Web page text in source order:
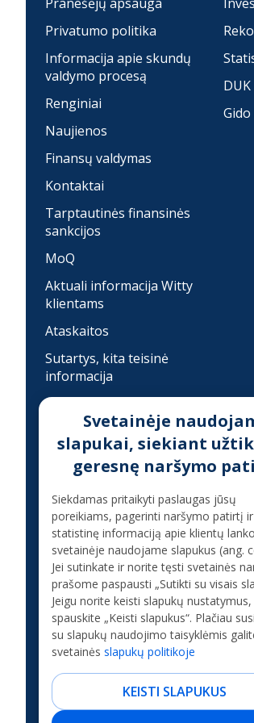
Privatumo politika
Informacija apie skundų
valdymo procesą
Renginiai
Naujienos
Finansų valdymas
Kontaktai
Tarptautinės finansinės
sankcijos
MoQ
Aktuali informacija Witty
klientams
Ataskaitos
Sutartys, kita teisinė
informacija
Developer
Įkainiai
Finansinis sukčiavimas
DUK
Konsultacija telefonu
+37070080075
(skambinant iš užsienio
Vartojimo paskola Kreditas
Paskola studijoms
Svetainėje
slapukai, siekiant
geresnę naršymo
Siekdamas pritaikyti paslaugas jūsų
poreikiams, pagerinti naršymo patirtį
statistinę informaciją apie klientų
svetainėje naudojame slapukus (ang.
Jei sutinkate ir norite tęsti svetainės
prašome paspausti „Sutikti su visais
Jeigu norite keisti slapukų nustatymus,
spauskite „Keisti slapukus“. Plačiau
su slapukų naudojimo taisyklėmis
svetainės slapukų politikoje
KEISTI SLAPUKUS